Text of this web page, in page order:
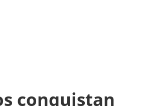
conquistan